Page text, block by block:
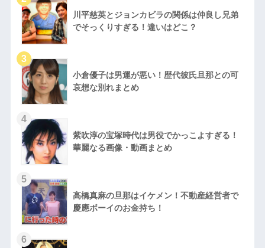
川平慈英とジョンカビラの関係は仲良し兄弟
でそっくりすぎる！違いはどこ？
小倉優子は男運が悪い！歴代彼氏旦那との可
哀想な別れまとめ
紫吹淳の宝塚時代は男役でかっこよすぎる！
華麗なる画像・動画まとめ
高橋真麻の旦那はイケメン！不動産経営者で
慶應ボーイのお金持ち！